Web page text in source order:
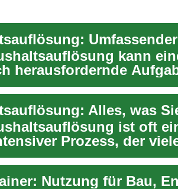
kann
herausfordernde
bei...
Alles, was
ist oft
Prozess, der